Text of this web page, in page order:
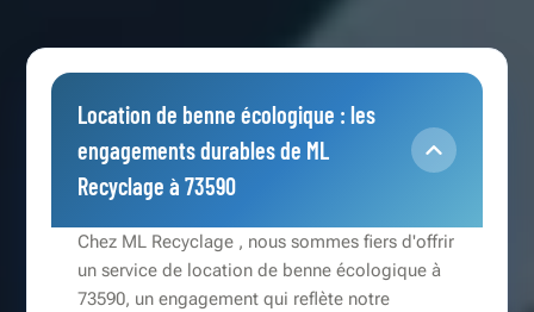
Location de benne écologique : les
engagements durables de ML
Recyclage à 73590
Chez ML Recyclage , nous sommes fiers d'offrir
un service de location de benne écologique à
73590, un engagement qui reflète notre